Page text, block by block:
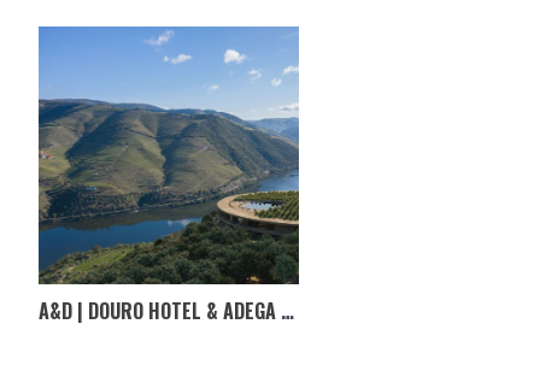
A&D | DOURO HOTEL & ADEGA EM TABUAÇO